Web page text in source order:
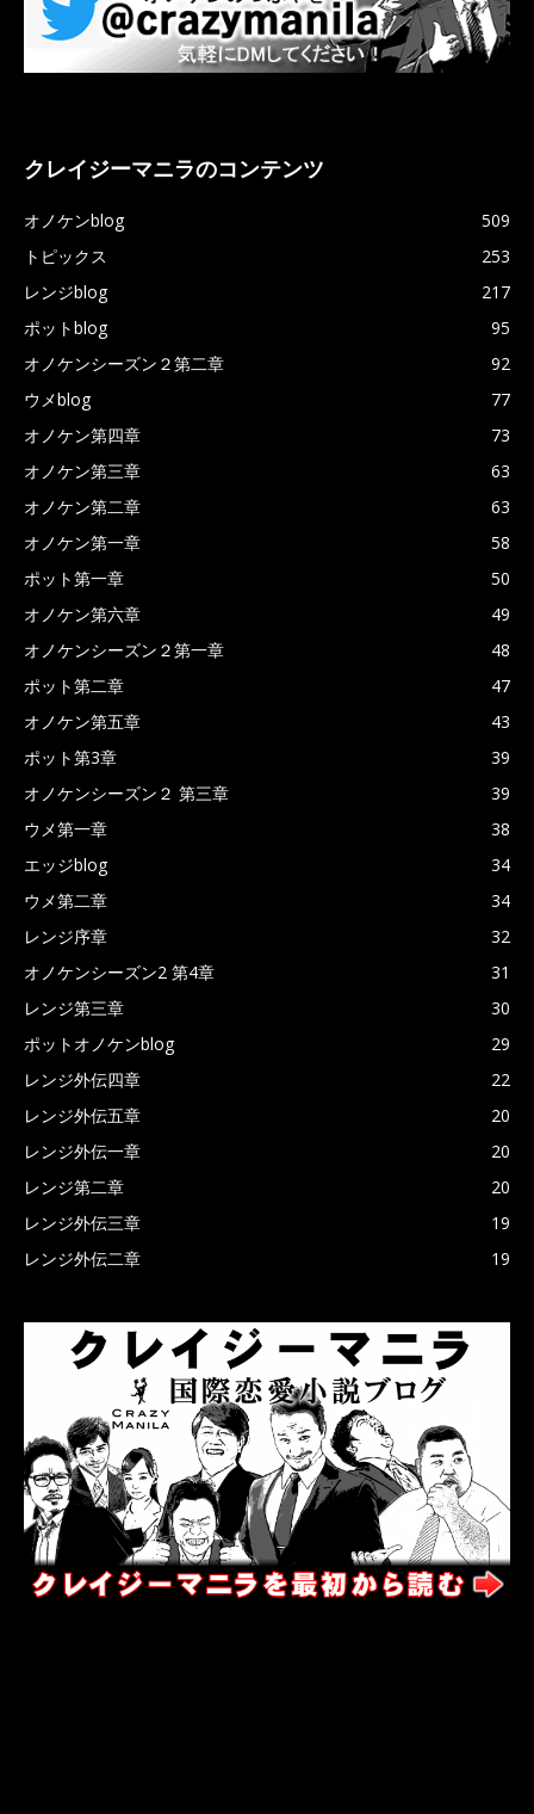
クレイジーマニラのコンテンツ
オノケンblog
509
トピックス
253
レンジblog
217
ポットblog
95
オノケンシーズン２第二章
92
ウメblog
77
オノケン第四章
73
オノケン第三章
63
オノケン第二章
63
オノケン第一章
58
ポット第一章
50
オノケン第六章
49
オノケンシーズン２第一章
48
ポット第二章
47
オノケン第五章
43
ポット第3章
39
オノケンシーズン２ 第三章
39
ウメ第一章
38
エッジblog
34
ウメ第二章
34
レンジ序章
32
オノケンシーズン2 第4章
31
レンジ第三章
30
ポットオノケンblog
29
レンジ外伝四章
22
レンジ外伝五章
20
レンジ外伝一章
20
レンジ第二章
20
レンジ外伝三章
19
レンジ外伝二章
19